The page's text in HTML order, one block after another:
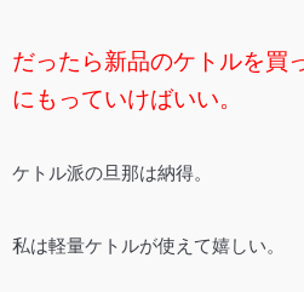
だったら新品のケトルを買
にもっていけばいい。
ケトル派の旦那は納得。
私は軽量ケトルが使えて嬉しい。